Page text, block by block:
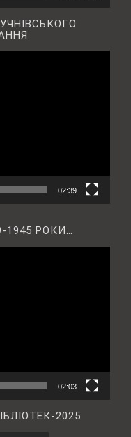
02:39
1945 РОКИ…
02:03
2025